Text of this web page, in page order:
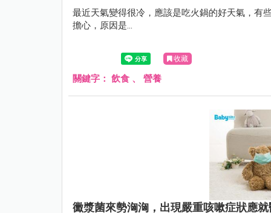
最近天氣變得很冷，應該是吃火鍋的好天氣，有
擔心，原因是...
收藏
關鍵字： 飲食 、 營養
黴漿菌來勢洶洶，出現嚴重咳嗽症狀應就